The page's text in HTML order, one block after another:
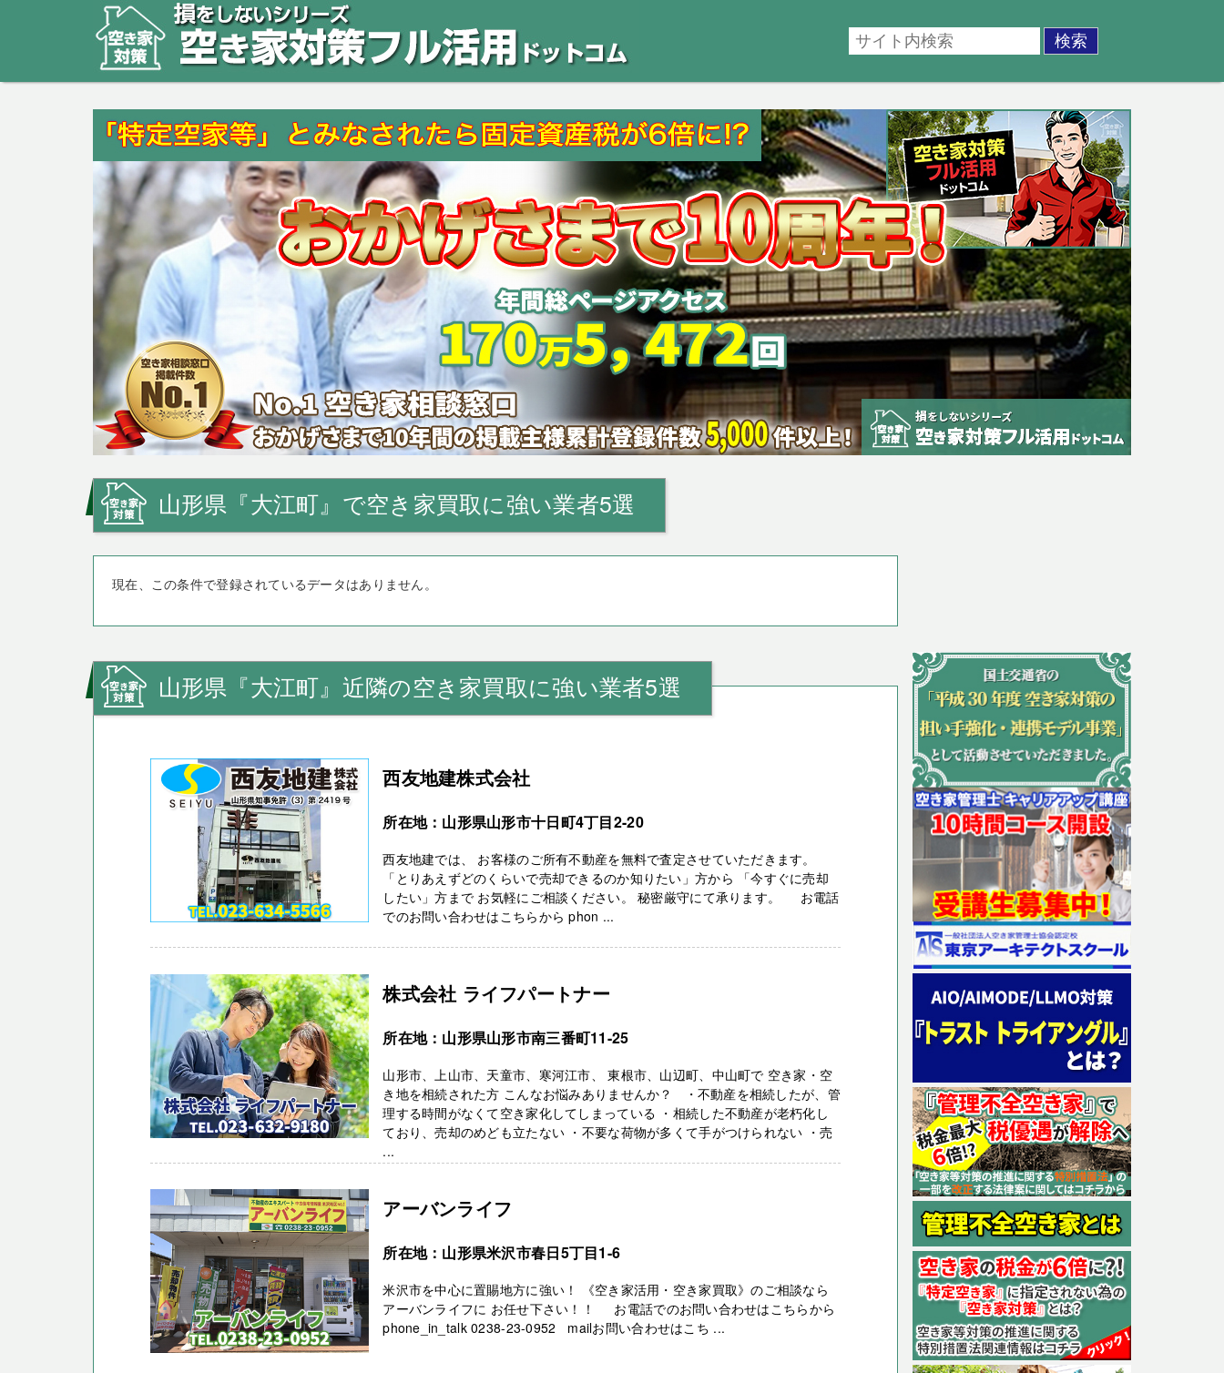
山形県『大江町』で空き家買取に強い業者5選
現在、この条件で登録されているデータはありません。
山形県『大江町』近隣の空き家買取に強い業者5選
西友地建株式会社
所在地：山形県山形市十日町4丁目2-20
西友地建では、 お客様のご所有不動産を無料で査定させていただきます。
「とりあえずどのくらいで売却できるのか知りたい」方から 「今すぐに売却
したい」方まで お気軽にご相談ください。 秘密厳守にて承ります。 お電話
でのお問い合わせはこちらから phon ...
株式会社 ライフパートナー
所在地：山形県山形市南三番町11-25
山形市、上山市、天童市、寒河江市、 東根市、山辺町、中山町で 空き家・空
き地を相続された方 こんなお悩みありませんか？ ・不動産を相続したが、管
理する時間がなくて空き家化してしまっている ・相続した不動産が老朽化し
ており、売却のめども立たない ・不要な荷物が多くて手がつけられない ・売
...
アーバンライフ
所在地：山形県米沢市春日5丁目1-6
米沢市を中心に置賜地方に強い！ 《空き家活用・空き家買取》のご相談なら
アーバンライフに お任せ下さい！！ お電話でのお問い合わせはこちらから
phone_in_talk 0238-23-0952 mailお問い合わせはこち ...